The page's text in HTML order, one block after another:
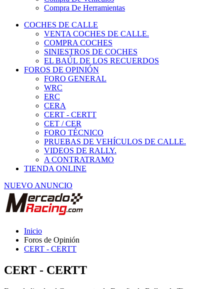
COCHES DE CALLE
VENTA COCHES DE CALLE.
COMPRA COCHES
SINIESTROS DE COCHES
EL BAÚL DE LOS RECUERDOS
FOROS DE OPINIÓN
FORO GENERAL
WRC
ERC
CERA
CERT - CERTT
CET / CER
FORO TÉCNICO
PRUEBAS DE VEHÍCULOS DE CALLE.
VIDEOS DE RALLY.
A CONTRATRAMO
TIENDA ONLINE
NUEVO ANUNCIO
Foros de Opinión
CERT - CERTT